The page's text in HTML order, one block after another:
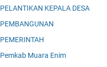
PELANTIKAN KEPALA DESA
PEMBANGUNAN
PEMERINTAH
Pemkab Muara Enim